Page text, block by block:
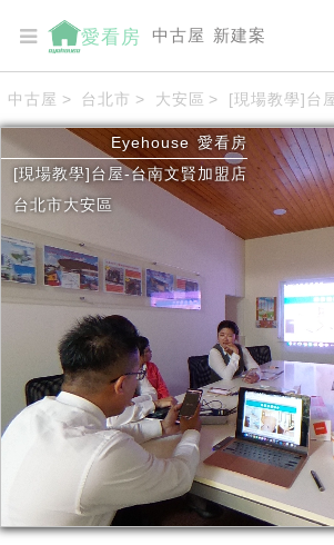
愛看房 中古屋 新建案
中古屋 > 台北市 > 大安區 > [現場教學]台
Eyehouse 愛看房
[現場教學]台屋-台南文賢加盟店
台北市大安區